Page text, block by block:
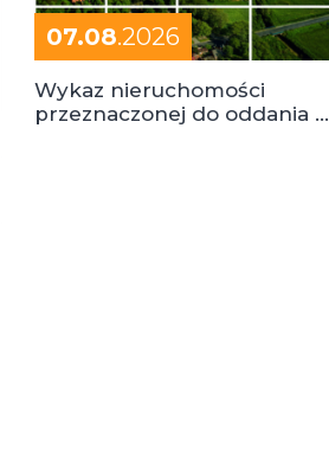
07.08.2026
Wykaz nieruchomości
przeznaczonej do oddania w